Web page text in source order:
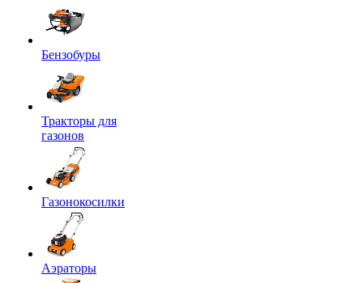
Бензобуры
Тракторы для
газонов
Газонокосилки
Аэраторы